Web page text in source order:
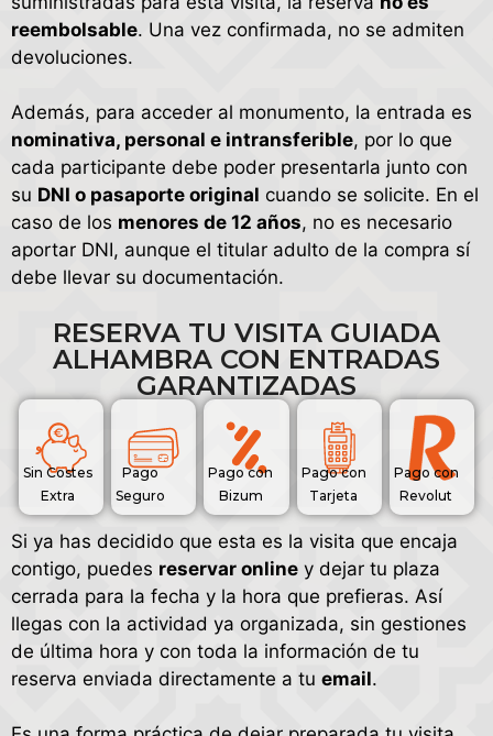
de la Velay elJardín de los Adarves.
El tramo final lleva al
1526. Una de sus características más reconocibles es su
planta, organizada en torno a uncírculo inscrito en un
cuadrado, dentro del propio conjunto monumental.
reembolsable. Una vez confirmada, no se admiten
devoluciones.
Además, para acceder al monumento, la entrada es
nominativa, personal e intransferible, por lo que
cada participante debe poder presentarla junto con
su DNI o pasaporte original cuando se solicite. En el
caso de los menores de 12 años, no es necesario
aportar DNI, aunque el titular adulto de la compra sí
debe llevar su documentación.
RESERVA TU VISITA GUIADA
ALHAMBRA CON ENTRADAS
GARANTIZADAS
Sin Costes
Extra
Pago
Seguro
Pago con
Bizum
Pago con
Tarjeta
Pago con
Revolut
Si ya has decidido que esta es la visita que encaja
contigo, puedes reservar online y dejar tu plaza
cerrada para la fecha y la hora que prefieras. Así
llegas con la actividad ya organizada, sin gestiones
de última hora y con toda la información de tu
reserva enviada directamente a tu email.